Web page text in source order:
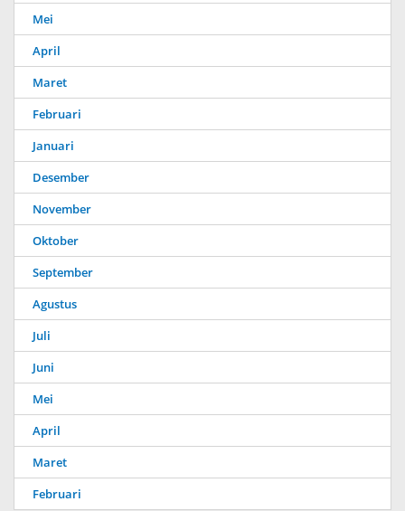
Mei
April
Maret
Februari
Januari
Desember
November
Oktober
September
Agustus
Juli
Juni
Mei
April
Maret
Februari